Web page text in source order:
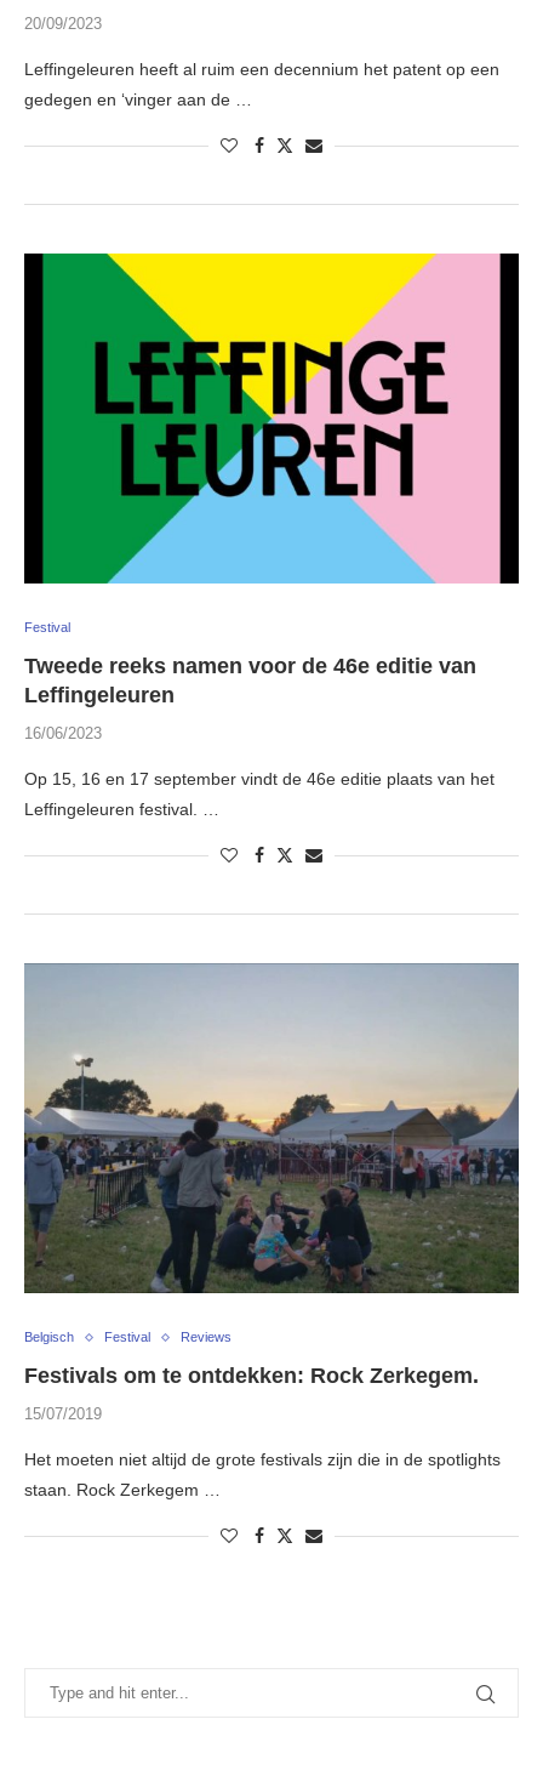
20/09/2023
Leffingeleuren heeft al ruim een decennium het patent op een
gedegen en ‘vinger aan de …
Festival
Tweede reeks namen voor de 46e editie van
Leffingeleuren
16/06/2023
Op 15, 16 en 17 september vindt de 46e editie plaats van het
Leffingeleuren festival. …
Belgisch Festival Reviews
Festivals om te ontdekken: Rock Zerkegem.
15/07/2019
Het moeten niet altijd de grote festivals zijn die in de spotlights
staan. Rock Zerkegem …